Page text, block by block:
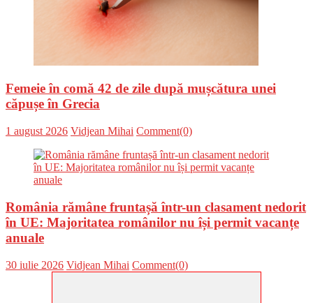
Femeie în comă 42 de zile după mușcătura unei
căpușe în Grecia
Posted
1 august 2026 Author
Vidjean Mihai Comment(0)
România rămâne fruntașă într-un clasament nedorit
în UE: Majoritatea românilor nu își permit vacanțe
anuale
Posted
30 iulie 2026 Author
Vidjean Mihai Comment(0)